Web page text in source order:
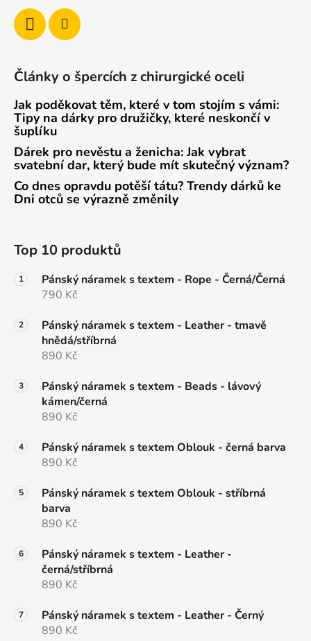
Články o špercích z chirurgické oceli
Jak poděkovat těm, které v tom stojím s vámi:
Tipy na dárky pro družičky, které neskončí v
šuplíku
Dárek pro nevěstu a ženicha: Jak vybrat
svatební dar, který bude mít skutečný význam?
Co dnes opravdu potěší tátu? Trendy dárků ke
Dni otců se výrazně změnily
Top 10 produktů
Pánský náramek s textem - Rope - Černá/Černá
790 Kč
Pánský náramek s textem - Leather - tmavě
hnědá/stříbrná
890 Kč
Pánský náramek s textem - Beads - lávový
kámen/černá
890 Kč
Pánský náramek s textem Oblouk - černá barva
890 Kč
Pánský náramek s textem Oblouk - stříbrná
barva
890 Kč
Pánský náramek s textem - Leather -
černá/stříbrná
890 Kč
Pánský náramek s textem - Leather - Černý
890 Kč